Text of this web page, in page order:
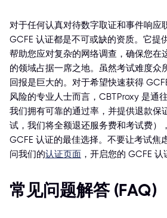
对于任何认真对待数字取证和事件响应
GCFE 认证都是不可或缺的资质。它提
帮助您应对复杂的网络调查，确保您在
的领域占据一席之地。虽然考试难度众
回报是巨大的。对于希望快速获得
风险的专业人士而言，CBTProxy 是通
我们拥有可靠的通过率，并提供退款保
试，我们将全额退还服务费和考试费）
GCFE 认证的最佳选择。不要让考试焦
问我们的认证页面 ，开启您的 GCFE 认
常见问题解答 (FAQ)